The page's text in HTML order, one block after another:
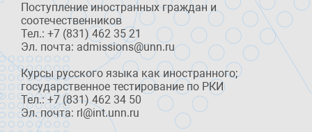
Поступление иностранных граждан и
соотечественников
Тел.: +7 (831) 462 35 21
Эл. почта: admissions@unn.ru
Курсы русского языка как иностранного;
государственное тестирование по РКИ
Тел.: +7 (831) 462 34 50
Эл. почта: rl@int.unn.ru